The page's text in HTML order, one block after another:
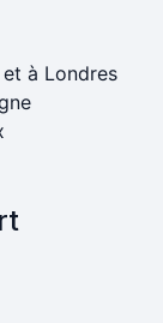
à Londres